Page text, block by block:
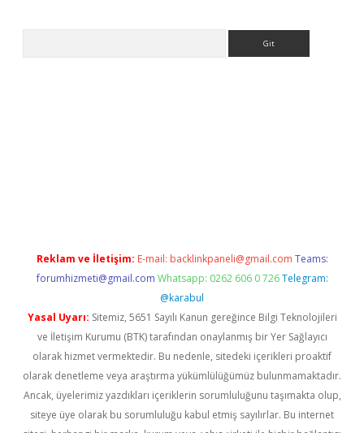
Reklam ve İletişim: E-mail: backlinkpaneli@gmail.com Teams:
forumhizmeti@gmail.com Whatsapp: 0262 606 0 726 Telegram:
@karabul
Yasal Uyarı: Sitemiz, 5651 Sayılı Kanun gereğince Bilgi Teknolojileri
ve İletişim Kurumu (BTK) tarafından onaylanmış bir Yer Sağlayıcı
olarak hizmet vermektedir. Bu nedenle, sitedeki içerikleri proaktif
olarak denetleme veya araştırma yükümlülüğümüz bulunmamaktadır.
Ancak, üyelerimiz yazdıkları içeriklerin sorumluluğunu taşımakta olup,
siteye üye olarak bu sorumluluğu kabul etmiş sayılırlar. Bu internet